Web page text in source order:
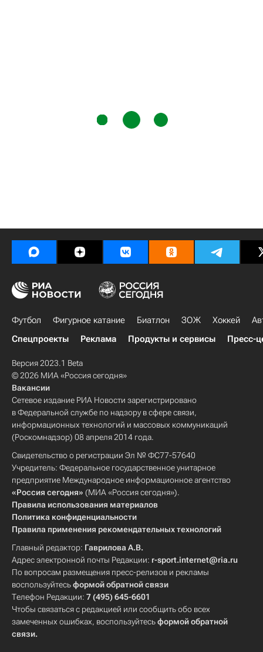
Футбол Фигурное катание Биатлон ЗОЖ Хоккей
Спецпроекты
Реклама Продукты и сервисы Пресс-
Версия 2023.1 Beta
© 2026 МИА «Россия сегодня»
Вакансии
Сетевое издание РИА Новости зарегистрировано
в Федеральной службе по надзору в сфере связи,
информационных технологий и массовых коммуникаций
(Роскомнадзор) 08 апреля 2014 года.
Свидетельство о регистрации Эл № ФС77-57640
Учредитель: Федеральное государственное унитарное
предприятие Международное информационное агентство
«Россия сегодня» (МИА «Россия сегодня»).
Правила использования материалов
Политика конфиденциальности
Правила применения рекомендательных технологий
Главный редактор: Гаврилова А.В.
Адрес электронной почты Редакции: r-sport.internet@ria.ru
По вопросам размещения пресс-релизов и рекламы
воспользуйтесьформой обратной связи
Телефон Редакции: 7 (495) 645-6601
Чтобы связаться с редакцией или сообщить обо всех
замеченных ошибках, воспользуйтесьформой обратной
связи.